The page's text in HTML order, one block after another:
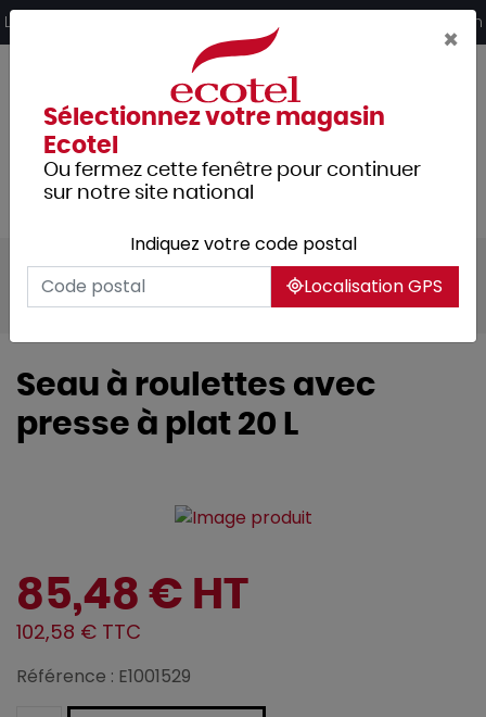
Livraison offerte dès 249€ HT d’achat et retrait 2h en magasin
Tous les produits
Hygiène et entretien
Nettoyage
Matériel de nettoyage
Seau à roulettes avec
presse à plat 20 L
85,48 € HT
102,58 € TTC
Référence : E1001529
×
Sélectionnez votre magasin
Ecotel
Ou fermez cette fenêtre pour continuer
sur notre site national
Indiquez votre code postal
Localisation GPS
Panneau de gestion des cookies